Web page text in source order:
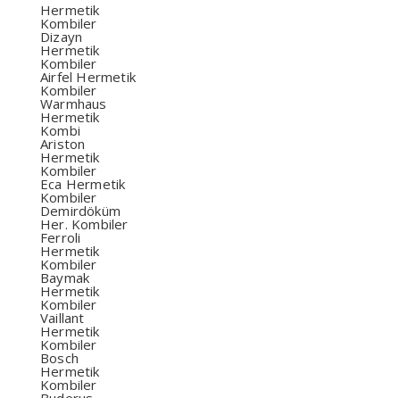
Hermetik
Kombiler
Dizayn
Hermetik
Kombiler
Airfel Hermetik
Kombiler
Warmhaus
Hermetik
Kombi
Ariston
Hermetik
Kombiler
Eca Hermetik
Kombiler
Demirdöküm
Her. Kombiler
Ferroli
Hermetik
Kombiler
Baymak
Hermetik
Kombiler
Vaillant
Hermetik
Kombiler
Bosch
Hermetik
Kombiler